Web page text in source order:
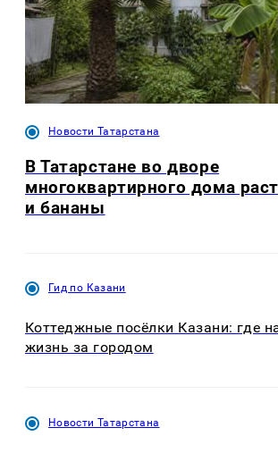
Новости Татарстана
В Татарстане во дворе
многоквартирного дома
и бананы
Гид по Казани
Коттеджные посёлки Казани: где
жизнь за городом
Новости Татарстана